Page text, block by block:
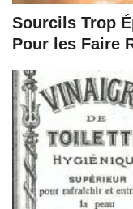
Sourcils Trop
Pour les Faire